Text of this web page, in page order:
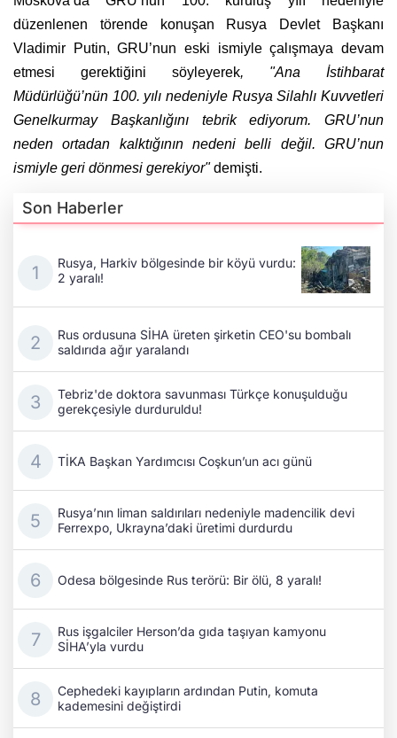
düzenlenen törende konuşan Rusya Devlet Başkanı
Vladimir Putin, GRU’nun eski ismiyle çalışmaya devam
etmesi gerektiğini söyleyerek, "Ana İstihbarat
Müdürlüğü’nün 100. yılı nedeniyle Rusya Silahlı Kuvvetleri
Genelkurmay Başkanlığını tebrik ediyorum. GRU’nun
neden ortadan kalktığının nedeni belli değil. GRU’nun
ismiyle geri dönmesi gerekiyor"demişti.
Son Haberler
Rusya, Harkiv bölgesinde bir köyü vurdu:
2 yaralı!
Rus ordusuna SİHA üreten şirketin CEO'su bombalı
saldırıda ağır yaralandı
Tebriz'de doktora savunması Türkçe konuşulduğu
gerekçesiyle durduruldu!
TİKA Başkan Yardımcısı Coşkun’un acı günü
Rusya’nın liman saldırıları nedeniyle madencilik devi
Ferrexpo, Ukrayna’daki üretimi durdurdu
Odesa bölgesinde Rus terörü: Bir ölü, 8 yaralı!
Rus işgalciler Herson’da gıda taşıyan kamyonu
SİHA’yla vurdu
Cephedeki kayıpların ardından Putin, komuta
kademesini değiştirdi